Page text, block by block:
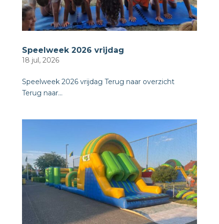
Speelweek 2026 vrijdag
18 jul, 2026
Speelweek 2026 vrijdag Terug naar overzicht ​
Terug naar...